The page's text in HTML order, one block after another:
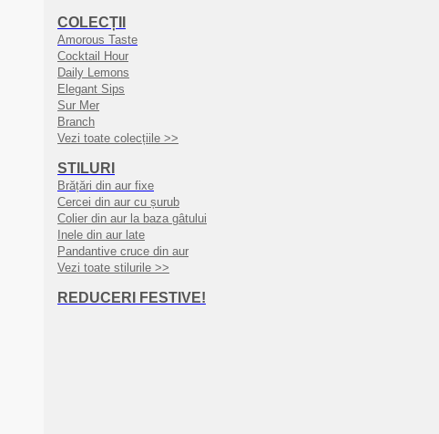
COLECȚII
Amorous Taste
Cocktail Hour
Daily Lemons
Elegant Sips
Sur Mer
Branch
Vezi toate colecțiile >>
STILURI
Brățări din aur fixe
Cercei din aur cu șurub
Colier din aur la baza gâtului
Inele din aur late
Pandantive cruce din aur
Vezi toate stilurile >>
REDUCERI FESTIVE!